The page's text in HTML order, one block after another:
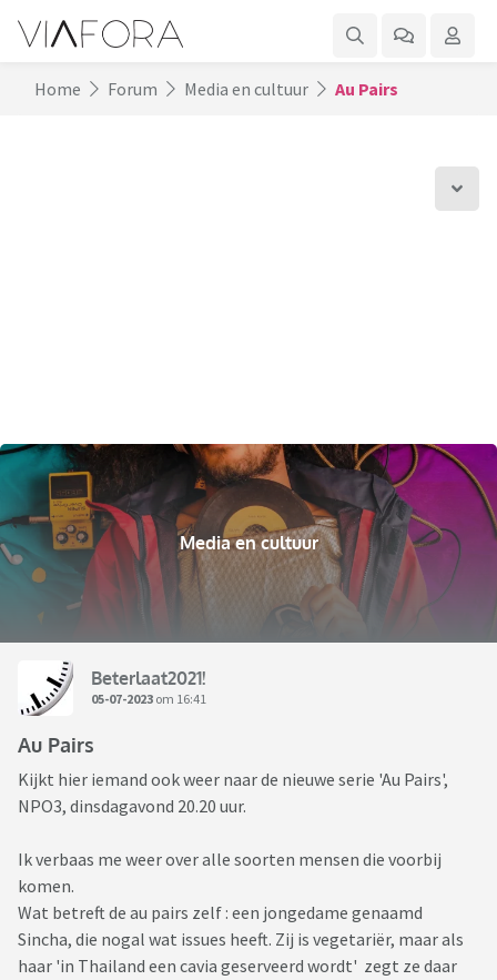
Home Forum Media en cultuur Au Pairs
Media en cultuur
Beterlaat2021!
05-07-2023 om 16:41
Au Pairs
Kijkt hier iemand ook weer naar de nieuwe serie 'Au Pairs',
NPO3, dinsdagavond 20.20 uur.
Ik verbaas me weer over alle soorten mensen die voorbij
komen.
Wat betreft de au pairs zelf : een jongedame genaamd
Sincha, die nogal wat issues heeft. Zij is vegetariër, maar als
haar 'in Thailand een cavia geserveerd wordt' zegt ze daar